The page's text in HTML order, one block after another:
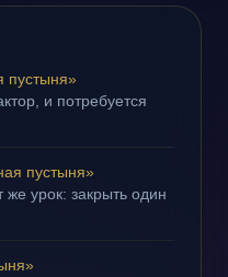
пустыня»
и потребуется
пустыня»
урок: закрыть один